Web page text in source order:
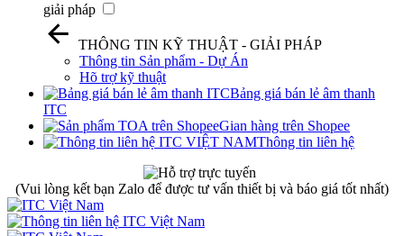
giải pháp
THÔNG TIN KỸ THUẬT - GIẢI PHÁP
Thông tin Sản phẩm - Dự Án
Hõ trợ kỹ thuật
Bảng giá bán lẻ âm thanh
ITC
Gian hàng trên Shopee
Thông tin liên hệ
(Vui lòng kết bạn Zalo để được tư vấn thiết bị và báo giá tốt nhất)